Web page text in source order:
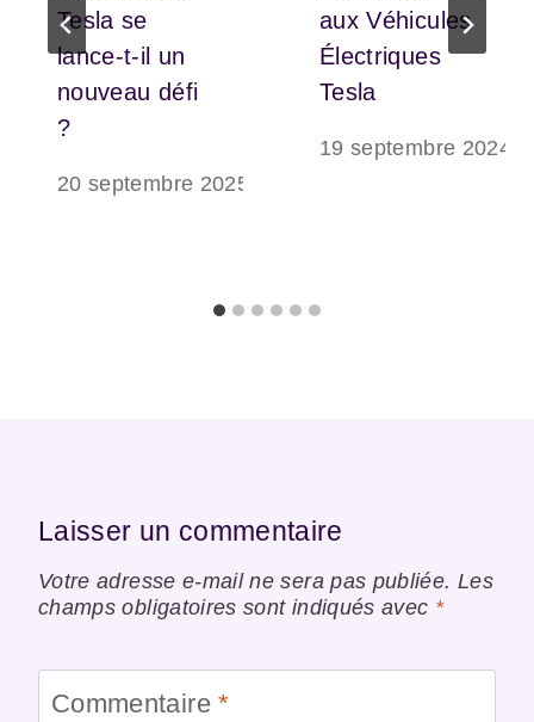
Tesla se
lance-t-il un
nouveau défi
?
20 septembre 2025
aux Véhicules
Électriques
Tesla
19 septembre 2024
Laisser un commentaire
Votre adresse e-mail ne sera pas publiée. Les
champs obligatoires sont indiqués avec *
Commentaire*